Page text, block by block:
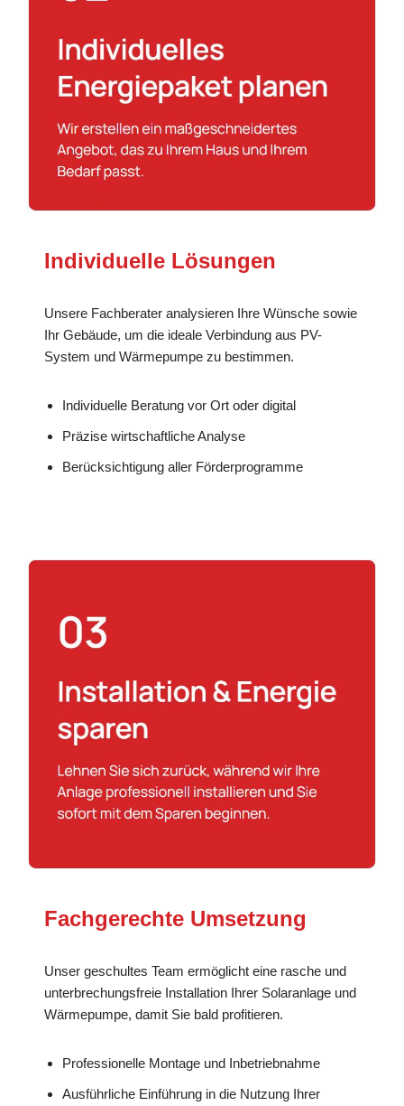
Individuelle Lösungen
Unsere Fachberater analysieren Ihre Wünsche sowie
Ihr Gebäude, um die ideale Verbindung aus PV-
System und Wärmepumpe zu bestimmen.
Individuelle Beratung vor Ort oder digital
Präzise wirtschaftliche Analyse
Berücksichtigung aller Förderprogramme
Fachgerechte Umsetzung
Unser geschultes Team ermöglicht eine rasche und
unterbrechungsfreie Installation Ihrer Solaranlage und
Wärmepumpe, damit Sie bald profitieren.
Professionelle Montage und Inbetriebnahme
Ausführliche Einführung in die Nutzung Ihrer